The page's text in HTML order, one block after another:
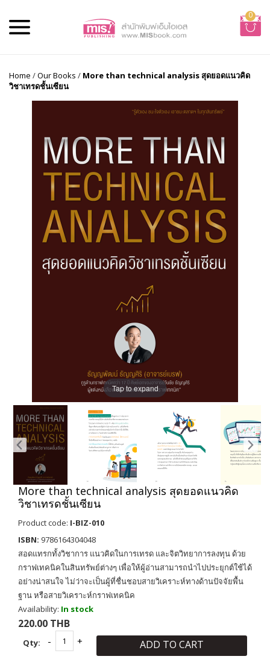
0
Home /Our Books / More than technical analysis สุดยอดแนวคิด
วิชาเทรดชั้นเซียน
Tap to expand
More than technical analysis สุดยอดแนวคิด
วิชาเทรดชั้นเซียน
Product code: I-BIZ-010
ISBN: 9786164304048
สอดแทรกทั้งวิชาการ แนวคิดในการเทรด และจิตวิทยาการลงทุน ด้วย
กราฟเทคนิคในสินทรัพย์ต่างๆ เพื่อให้ผู้อ่านสามารถนำไปประยุกต์ใช้ได้
อย่างน่าสนใจ ไม่ว่าจะเป็นผู้ที่ชื่นชอบสายวิเคราะห์ทางด้านปัจจัยพื้น
ฐาน หรือสายวิเคราะห์กราฟเทคนิค
Availability: In stock
220.00 THB
Qty: ADD TO CART